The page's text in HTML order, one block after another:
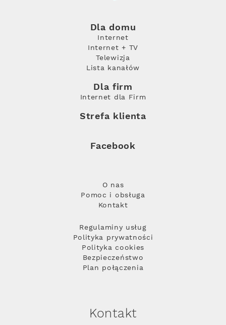
Dla domu
Internet
Internet + TV
Telewizja
Lista kanałów
Dla firm
Internet dla Firm
Strefa klienta
Facebook
O nas
Pomoc i obsługa
Kontakt
Regulaminy usług
Polityka prywatności
Polityka cookies
Bezpieczeństwo
Plan połączenia
Kontakt